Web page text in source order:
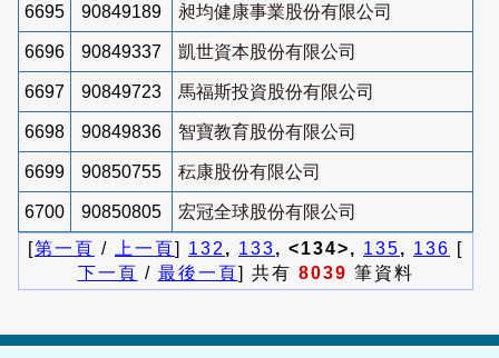
6695 90849189 昶均健康事業股份有限公司
6696 90849337 凱世資本股份有限公司
6697 90849723 馬福斯投資股份有限公司
6698 90849836 智寶教育股份有限公司
6699 90850755 秐康股份有限公司
6700 90850805
宏冠全球股份有限公司
[第一頁 / 上一頁] 132 , 133, <134>, 135, 136 [
下一頁 / 最後一頁] 共有 8039 筆資料